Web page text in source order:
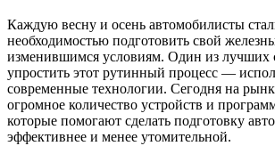
Каждую весну и осень автомобилисты
необходимостью подготовить свой
изменившимся условиям. Один из лучших
упростить этот рутинный процесс —
современные технологии. Сегодня на
огромное количество устройств и
которые помогают сделать подготовку
эффективнее и менее утомительной.